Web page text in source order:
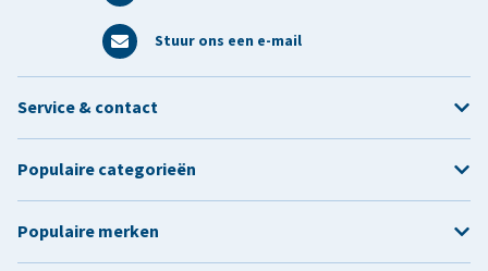
Stuur ons een e-mail
Service & contact
Populaire categorieën
Populaire merken